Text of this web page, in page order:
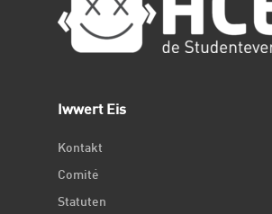
Iwwert Eis
Kontakt
Comité
Statuten